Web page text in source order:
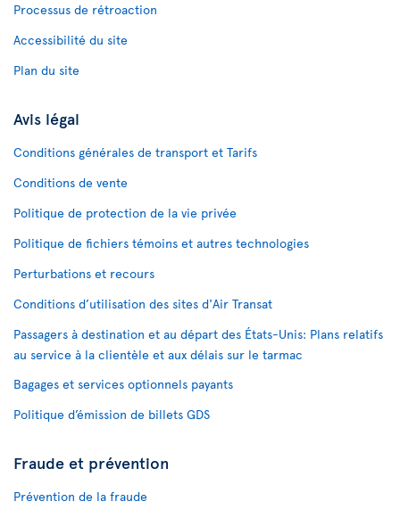
Processus de rétroaction
Accessibilité du site
Plan du site
Avis légal
Conditions générales de transport et Tarifs
Conditions de vente
Politique de protection de la vie privée
Politique de fichiers témoins et autres technologies
Perturbations et recours
Conditions d’utilisation des sites d'Air Transat
Passagers à destination et au départ des États-Unis: Plans relatifs
au service à la clientèle et aux délais sur le tarmac
Bagages et services optionnels payants
Politique d’émission de billets GDS
Fraude et prévention
Prévention de la fraude